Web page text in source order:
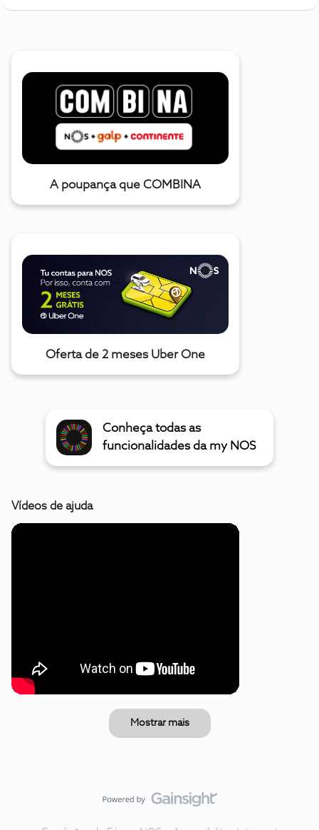
A poupança que COMBINA
Oferta de 2 meses Uber One
Conheça todas as
funcionalidades da my NOS
Vídeos de ajuda
Mostrar mais